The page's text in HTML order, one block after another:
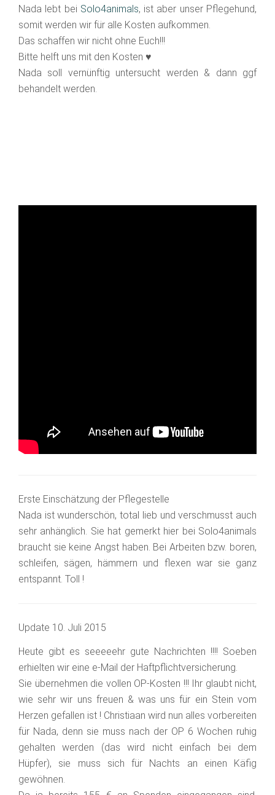
Nada lebt bei Solo4animals, ist aber unser Pflegehund,
somit werden wir für alle Kosten aufkommen.
Das schaffen wir nicht ohne Euch!!!
Bitte helft uns mit den Kosten ♥
Nada soll vernünftig untersucht werden & dann ggf
behandelt werden.
Erste Einschätzung der Pflegestelle
Nada ist wunderschön, total lieb und verschmusst auch
sehr anhänglich. Sie hat gemerkt hier bei Solo4animals
braucht sie keine Angst haben. Bei Arbeiten bzw. boren,
schleifen, sägen, hämmern und flexen war sie ganz
entspannt. Toll !
Update 10. Juli 2015
Heute gibt es seeeeehr gute Nachrichten !!!! Soeben
erhielten wir eine e-Mail der Haftpflichtversicherung.
Sie übernehmen die vollen OP-Kosten !!! Ihr glaubt nicht,
wie sehr wir uns freuen & was uns für ein Stein vom
Herzen gefallen ist ! Christiaan wird nun alles vorbereiten
für Nada, denn sie muss nach der OP 6 Wochen ruhig
gehalten werden (das wird nicht einfach bei dem
Hüpfer), sie muss sich für Nachts an einen Käfig
gewöhnen.